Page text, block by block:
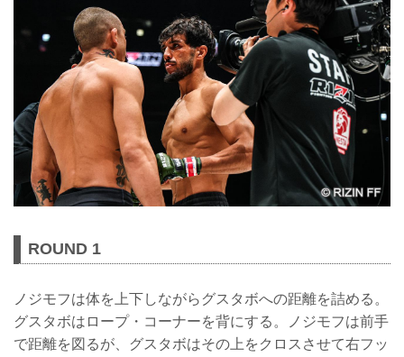
ROUND 1
ノジモフは体を上下しながらグスタボへの距離を詰める。
グスタボはロープ・コーナーを背にする。ノジモフは前手
で距離を図るが、グスタボはその上をクロスさせて右フッ